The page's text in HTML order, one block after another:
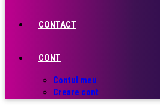
CONTACT
CONT
Contul meu
Creare cont